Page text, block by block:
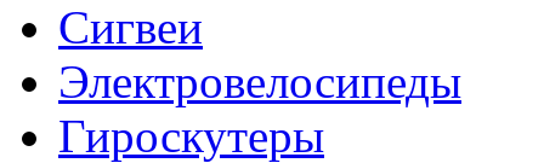
Сигвеи
Электровелосипеды
Гироскутеры